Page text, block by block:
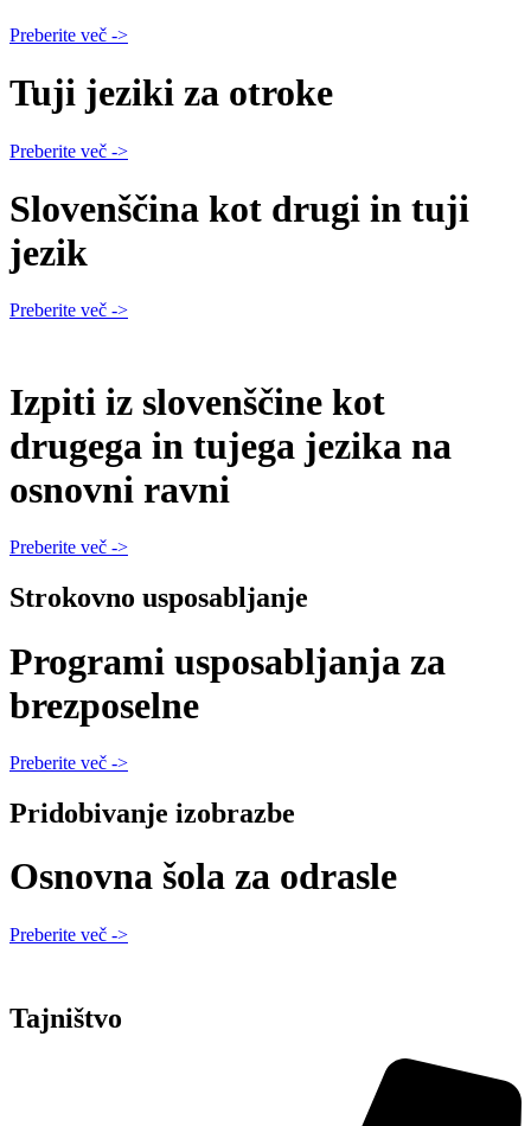
Preberite več ->
Tuji jeziki za otroke
Preberite več ->
Slovenščina kot drugi in tuji
jezik
Preberite več ->
Izpiti iz slovenščine kot
drugega in tujega jezika na
osnovni ravni
Preberite več ->
Strokovno usposabljanje
Programi usposabljanja za
brezposelne
Preberite več ->
Pridobivanje izobrazbe
Osnovna šola za odrasle
Preberite več ->
Tajništvo